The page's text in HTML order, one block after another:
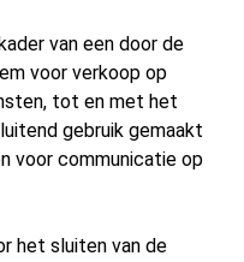
van een door de
voor verkoop op
tot en met het
gebruik gemaakt
voor communicatie op
het sluiten van de